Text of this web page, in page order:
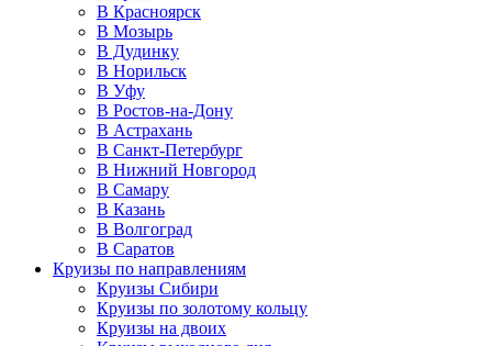
В Красноярск
В Мозырь
В Дудинку
В Норильск
В Уфу
В Ростов-на-Дону
В Астрахань
В Санкт-Петербург
В Нижний Новгород
В Самару
В Казань
В Волгоград
В Саратов
Круизы по направлениям
Круизы Сибири
Круизы по золотому кольцу
Круизы на двоих